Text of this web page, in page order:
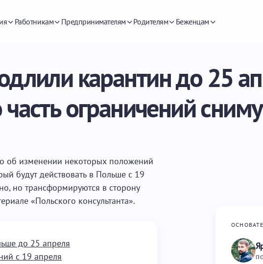
Работникам Предпринимателям Родителям Беженцам
карантин до 25
часть ограничений
об изменении некоторых положений
будут действовать в Польше с 19
но трансформируются в сторону
«Польского консультанта».
до 25 апреля
с 19 апреля